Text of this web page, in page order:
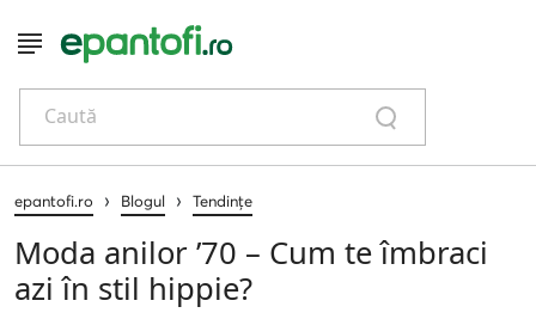
Caută
epantofi.ro › Blogul › Tendințe
Moda anilor ’70 – Cum te îmbraci
azi în stil hippie?